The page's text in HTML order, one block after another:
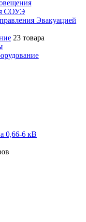
СОУЭ
Эвакуацией
23 товара
0,66-6 кВ